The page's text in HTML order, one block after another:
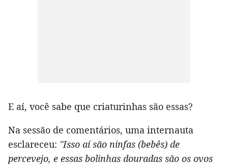
E aí, você sabe que criaturinhas são essas?
Na sessão de comentários, uma internauta
esclareceu: "Isso aí são ninfas (bebês) de
percevejo, e essas bolinhas douradas são os ovos